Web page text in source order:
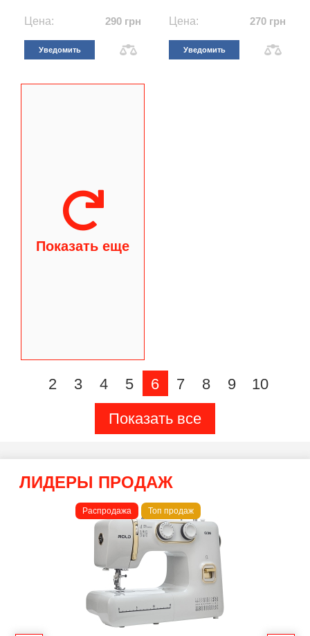
Цена: 290 грн
Уведомить
Цена: 270 грн
Уведомить
Показать еще
2 3 4 5 6 7 8 9
10
Показать все
ЛИДЕРЫ ПРОДАЖ
Распродажа Топ продаж